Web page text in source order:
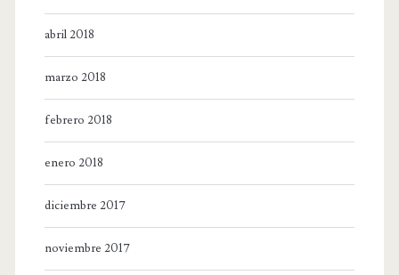
abril 2018
marzo 2018
febrero 2018
enero 2018
diciembre 2017
noviembre 2017